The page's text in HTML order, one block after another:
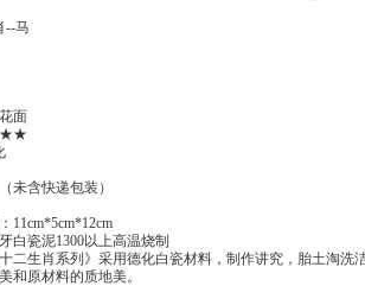
--马
面
未含快递包装）
11cm*5cm*12cm
白瓷泥1300以上高温烧制
二生肖系列》采用德化白瓷材料，制作讲究，胎土淘
和原材料的质地美。